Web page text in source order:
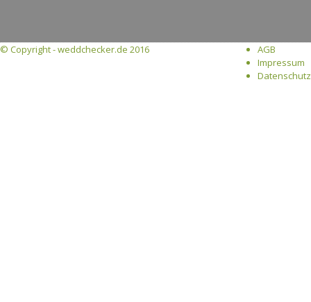
© Copyright - weddchecker.de 2016
AGB
Impressum
Datenschutz